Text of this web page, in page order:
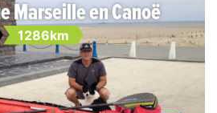
Marseille en Canoë
1286km